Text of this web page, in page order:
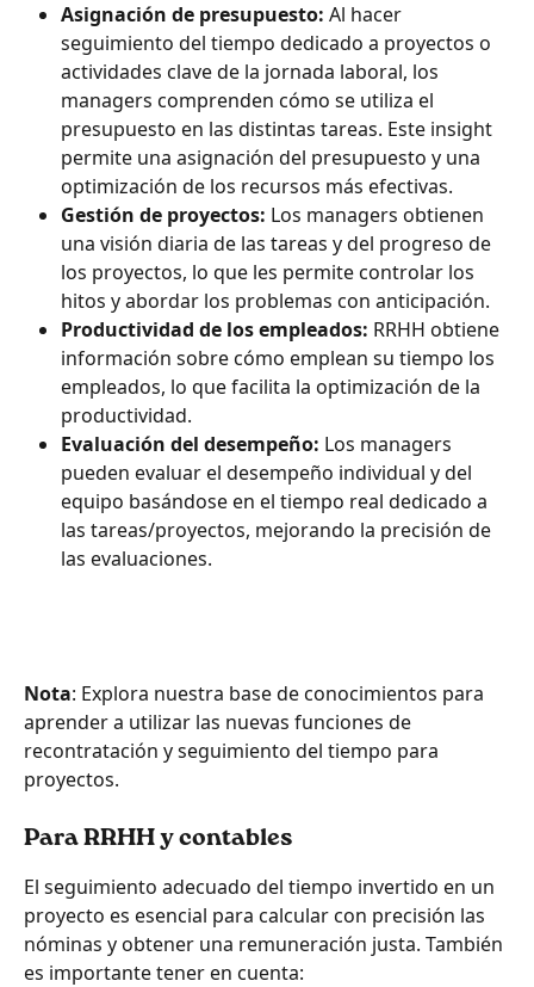
Asignación de presupuesto: Al hacer
seguimiento del tiempo dedicado a proyectos o
actividades clave de la jornada laboral, los
managers comprenden cómo se utiliza el
presupuesto en las distintas tareas. Este insight
permite una asignación del presupuesto y una
optimización de los recursos más efectivas.
Gestión de proyectos: Los managers obtienen
una visión diaria de las tareas y del progreso de
los proyectos, lo que les permite controlar los
hitos y abordar los problemas con anticipación.
Productividad de los empleados: RRHH obtiene
información sobre cómo emplean su tiempo los
empleados, lo que facilita la optimización de la
productividad.
Evaluación del desempeño: Los managers
pueden evaluar el desempeño individual y del
equipo basándose en el tiempo real dedicado a
las tareas/proyectos, mejorando la precisión de
las evaluaciones.
Nota: Explora nuestra base de conocimientos para
aprender a utilizar las nuevas funciones de
recontratación y seguimiento del tiempo para
proyectos.
Para RRHH y contables
El seguimiento adecuado del tiempo invertido en un
proyecto es esencial para calcular con precisión las
nóminas y obtener una remuneración justa. También
es importante tener en cuenta: